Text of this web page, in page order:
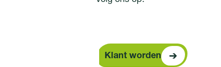
Klant worden
Klant worden